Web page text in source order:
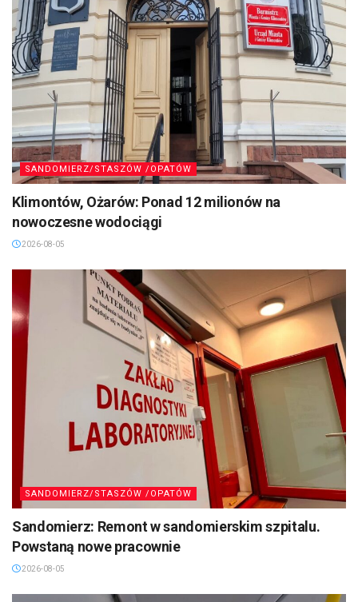
SANDOMIERZ/STASZÓW /OPATÓW
Klimontów, Ożarów: Ponad 12 milionów na
nowoczesne wodociągi
2026-08-05
SANDOMIERZ/STASZÓW /OPATÓW
Sandomierz: Remont w sandomierskim szpitalu.
Powstaną nowe pracownie
2026-08-05